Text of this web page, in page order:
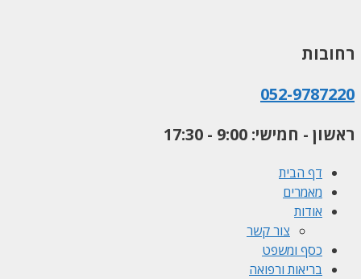
רחובות
052-9787220
ראשון - חמישי: 9:00 - 17:30
דף הבית
מאמרים
אודות
צור קשר
כסף ומשפט
בריאות ורפואה